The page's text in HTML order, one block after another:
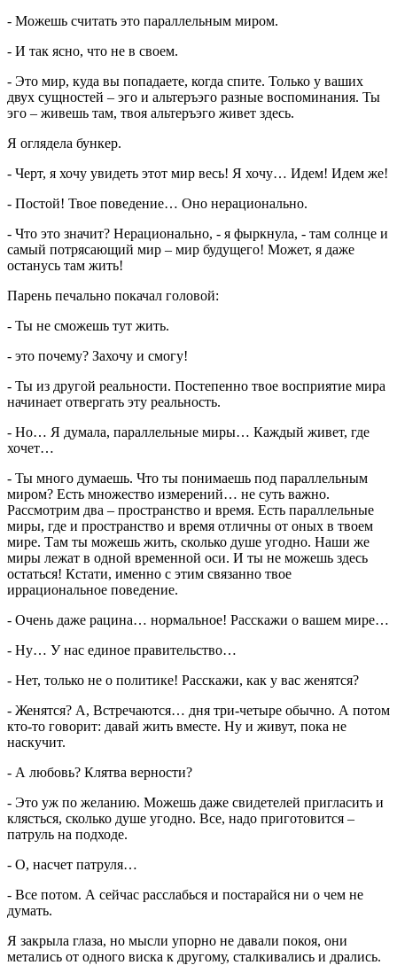
- Можешь считать это параллельным миром.
- И так ясно, что не в своем.
- Это мир, куда вы попадаете, когда спите. Только у ваших
двух сущностей – эго и альтеръэго разные воспоминания. Ты
эго – живешь там, твоя альтеръэго живет здесь.
Я оглядела бункер.
- Черт, я хочу увидеть этот мир весь! Я хочу… Идем! Идем же!
- Постой! Твое поведение… Оно нерационально.
- Что это значит? Нерационально, - я фыркнула, - там солнце и
самый потрясающий мир – мир будущего! Может, я даже
останусь там жить!
Парень печально покачал головой:
- Ты не сможешь тут жить.
- это почему? Захочу и смогу!
- Ты из другой реальности. Постепенно твое восприятие мира
начинает отвергать эту реальность.
- Но… Я думала, параллельные миры… Каждый живет, где
хочет…
- Ты много думаешь. Что ты понимаешь под параллельным
миром? Есть множество измерений… не суть важно.
Рассмотрим два – пространство и время. Есть параллельные
миры, где и пространство и время отличны от оных в твоем
мире. Там ты можешь жить, сколько душе угодно. Наши же
миры лежат в одной временной оси. И ты не можешь здесь
остаться! Кстати, именно с этим связанно твое
иррациональное поведение.
- Очень даже рацина… нормальное! Расскажи о вашем мире…
- Ну… У нас единое правительство…
- Нет, только не о политике! Расскажи, как у вас женятся?
- Женятся? А, Встречаются… дня три-четыре обычно. А потом
кто-то говорит: давай жить вместе. Ну и живут, пока не
наскучит.
- А любовь? Клятва верности?
- Это уж по желанию. Можешь даже свидетелей пригласить и
клясться, сколько душе угодно. Все, надо приготовится –
патруль на подходе.
- О, насчет патруля…
- Все потом. А сейчас расслабься и постарайся ни о чем не
думать.
Я закрыла глаза, но мысли упорно не давали покоя, они
метались от одного виска к другому, сталкивались и дрались.